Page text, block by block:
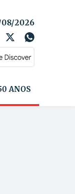
08/2026
ANOS